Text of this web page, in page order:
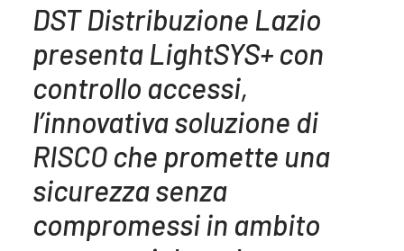
DST Distribuzione Lazio
presenta LightSYS+ con
controllo accessi,
l’innovativa soluzione di
RISCO che promette una
sicurezza senza
compromessi in ambito